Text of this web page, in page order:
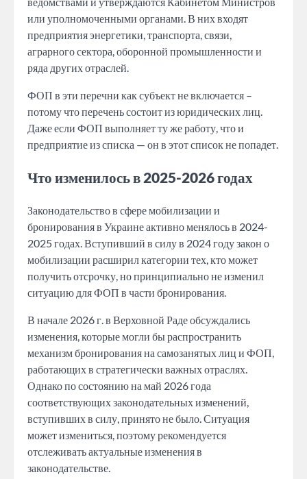
или уполномоченными органами. В них входят
предприятия энергетики, транспорта, связи,
аграрного сектора, оборонной промышленности и
ряда других отраслей.
ФОП в эти перечни как субъект не включается –
потому что перечень состоит из юридических лиц.
Даже если ФОП выполняет ту же работу, что и
предприятие из списка — он в этот список не попадет.
Что изменилось в 2025-2026 годах
Законодательство в сфере мобилизации и
бронирования в Украине активно менялось в 2024-
2025 годах. Вступивший в силу в 2024 году закон о
мобилизации расширил категории тех, кто может
получить отсрочку, но принципиально не изменил
ситуацию для ФОП в части бронирования.
В начале 2026 г. в Верховной Раде обсуждались
изменения, которые могли бы распространить
механизм бронирования на самозанятых лиц и ФОП,
работающих в стратегически важных отраслях.
Однако по состоянию на май 2026 года
соответствующих законодательных изменений,
вступивших в силу, принято не было. Ситуация
может измениться, поэтому рекомендуется
отслеживать актуальные изменения в
законодательстве.